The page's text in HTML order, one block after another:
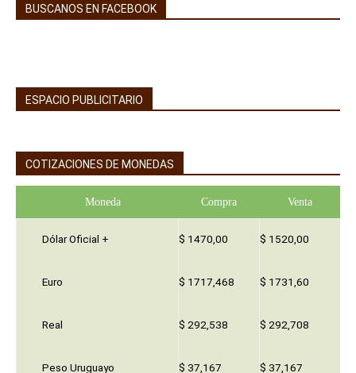
BUSCANOS EN FACEBOOK
ESPACIO PUBLICITARIO
COTIZACIONES DE MONEDAS
Moneda Compra Venta
Dólar Oficial + $ 1470,00 $ 1520,00
Euro $ 1717,468 $ 1731,60
Real $ 292,538 $ 292,708
Peso Uruguayo $ 37,167 $ 37,167